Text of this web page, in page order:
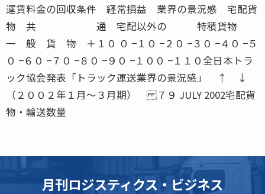
運賃料金の回収条件 経常損益 業界の景況感 宅配貨
物 共 通 宅配以外の 特積貨物
一 般 貨 物 ＋１０ ０ −１０ −２０ −３０ −４０ −５
０ −６０ −７０ −８０ −９０ −１００ −１１０全日本トラ
ック協会発表「トラック運送業界の景況感」 ↑ ↓
（２００２年１月〜３月期） ７９ JULY 2002宅配貨
物・輸送数量
月刊ロジスティクス・ビジネス